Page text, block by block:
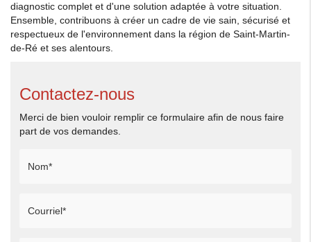
diagnostic complet et d'une solution adaptée à votre situation.
Ensemble, contribuons à créer un cadre de vie sain, sécurisé et
respectueux de l'environnement dans la région de Saint-Martin-
de-Ré et ses alentours.
Contactez-nous
Merci de bien vouloir remplir ce formulaire afin de nous faire
part de vos demandes.